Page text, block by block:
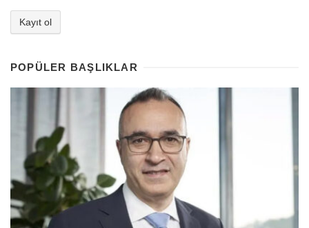
POPÜLER BAŞLIKLAR